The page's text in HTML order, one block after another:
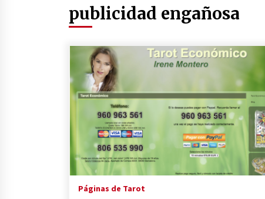
Curarse usando el Tarot, ¿es
posible?
Otra Dimensión, nuevo programa de
8 de marzo de 2023
Alicia Santamaria el mejor canal
holístico de YouTube
30 de junio de 2022
publicidad engañosa
Páginas de Tarot